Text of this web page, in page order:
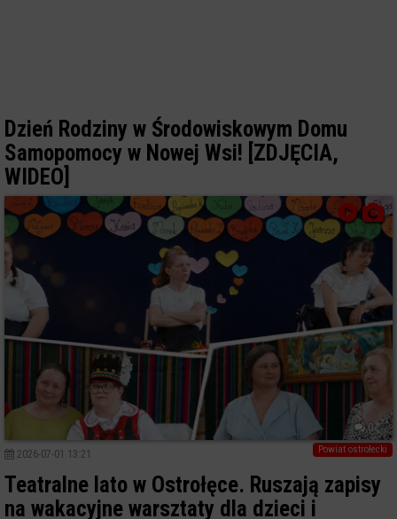
Dzień Rodziny w Środowiskowym Domu
Samopomocy w Nowej Wsi! [ZDJĘCIA,
WIDEO]
0
Powiat ostrołecki
2026-07-01 13:21
Teatralne lato w Ostrołęce. Ruszają zapisy
na wakacyjne warsztaty dla dzieci i